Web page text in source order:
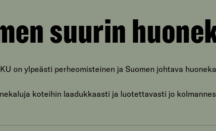
itse rakastavansa kauniita asioita ja tiloja, mutta hänellä
itsellään ei ole minkäänlaista intohimoa eikä aikaa
sisustuksen suunnitteluun. Hän lupaa käyttää myös
suunnittelupalvelussa on parasta, että suunnittelutyön
myös Isku Kodin virtuaalisisustuspalvelun avulla kuvia
oli suuri apu, etenkin sohvan väriä valitessa. Pimiä
suurin
on ylpeästi perheomisteinen ja Suomen johtava
koteihin laadukkaasti ja luotettavasti jo